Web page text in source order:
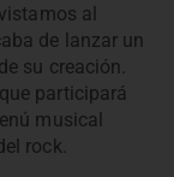
al
de lanzar un
su creación.
participará
musical
rock.